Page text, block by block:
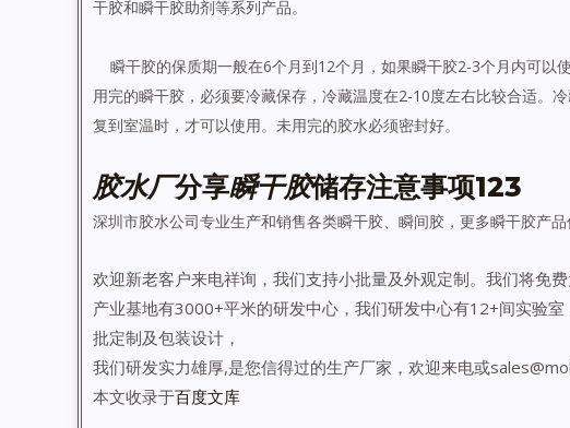
干胶和瞬干胶助剂等系列产品。
瞬干胶的保质期一般在6个月到12个月，如果瞬干胶2-3个月内可以
用完的瞬干胶，必须要冷藏保存，冷藏温度在2-10度左右比较合适。
复到室温时，才可以使用。未用完的胶水必须密封好。
胶水厂分享瞬干胶储存注意事项123
深圳市胶水公司专业生产和销售各类瞬干胶、瞬间胶，更多瞬干胶产
欢迎新老客户来电祥询，我们支持小批量及外观定制。我们将免
产业基地有3000+平米的研发中心，我们研发中心有12+间实验
批定制及包装设计，
我们研发实力雄厚,是您信得过的生产厂家，欢迎来电或
本文收录于百度文库